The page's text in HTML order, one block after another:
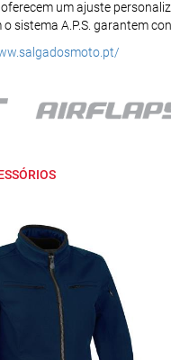
um ajuste
sistema A.P.S. garantem